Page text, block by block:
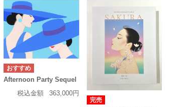
Afternoon Party Sequel
税込金額
363,000円
完売